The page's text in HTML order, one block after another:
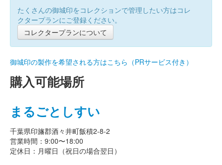
たくさんの御城印をコレクションで管理したい方はコレ
クタープランにご登録ください。
コレクタープランについて
御城印の製作を希望される方はこちら（PRサービス付き）
購入可能場所
まるごとしすい
千葉県印旛郡酒々井町飯積2-8-2
営業時間：9:00〜18:00
定休日：月曜日（祝日の場合翌日）